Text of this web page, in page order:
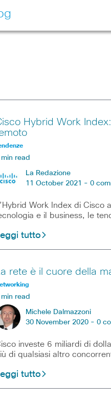
Hybrid Work
read
La Redazione
11 October 2021 - 0
Work Index di
e il business, le
tutto
La rete è il cuore della
read
Michele Dalmazzoni
30 November 2020 - 0
investe 6 miliardi di
di qualsiasi altro
tutto